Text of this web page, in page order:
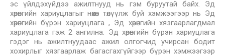
эс үйлдэхүйдээ ажилтнууд нь гэм буруутай байх. Эд
хөрөнгийн хариуцлагыг нөхөн төлүүлж буй хэмжээгээр нь Эд
хөрөнгийн бүрэн хариуцлага , Эд хөрөнгийн хязгаарлагдмал
хариуцлага гэж 2 ангилна. Эд хөрөнгийн бүрэн хариуцлага
гэдэг нь ажилтнуудаас ажил олгогчид учирсан бодит
хохирлыг хязгаарлаж багасгахгүйгээр бүрэн хэмжээгээр